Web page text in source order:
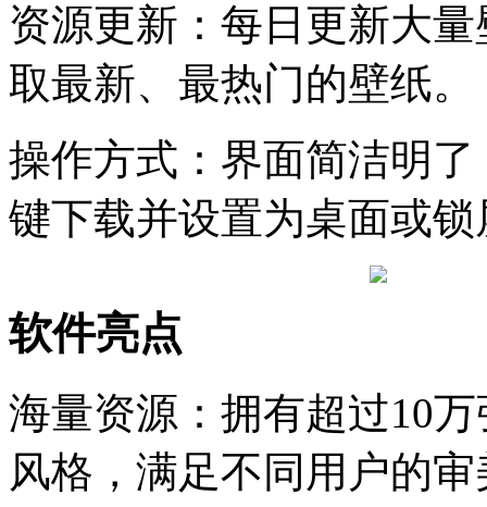
资源更新：每日更新大
取最新、最热门的壁纸。
操作方式：界面简洁明
键下载并设置为桌面或锁
软件亮点
海量资源：拥有超过10
风格，满足不同用户的